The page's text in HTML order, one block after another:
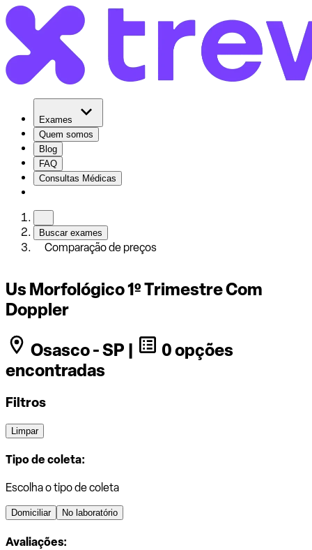
Exames
Quem somos
Blog
FAQ
Consultas Médicas
Buscar exames
Comparação de preços
Us Morfológico 1º Trimestre Com
Doppler
Osasco - SP |
0 opções
encontradas
Filtros
Limpar
Tipo de coleta:
Escolha o tipo de coleta
Domiciliar No laboratório
Avaliações: